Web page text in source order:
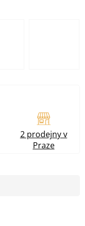
2 prodejny v
Praze